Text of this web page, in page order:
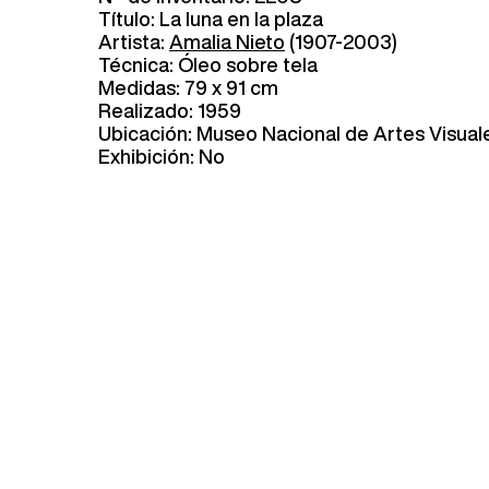
Título: La luna en la plaza
Artista: Amalia Nieto (1907-2003)
Técnica: Óleo sobre tela
Medidas: 79 x 91 cm
Realizado: 1959
Ubicación: Museo Nacional de Artes
Exhibición: No